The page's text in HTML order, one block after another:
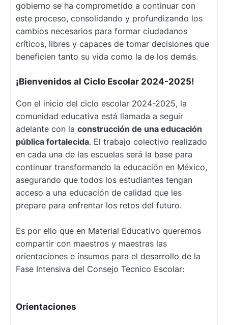
gobierno se ha comprometido a continuar con
este proceso, consolidando y profundizando los
cambios necesarios para formar ciudadanos
críticos, libres y capaces de tomar decisiones que
beneficien tanto su vida como la de los demás.
¡Bienvenidos al Ciclo Escolar 2024-2025!
Con el inicio del ciclo escolar 2024-2025, la
comunidad educativa está llamada a seguir
adelante con la construcción de una educación
pública fortalecida. El trabajo colectivo realizado
en cada una de las escuelas será la base para
continuar transformando la educación en México,
asegurando que todos los estudiantes tengan
acceso a una educación de calidad que les
prepare para enfrentar los retos del futuro.
Es por ello que en Material Educativo queremos
compartir con maestros y maestras las
orientaciones e insumos para el desarrollo de la
Fase Intensiva del Consejo Tecnico Escolar:
Orientaciones